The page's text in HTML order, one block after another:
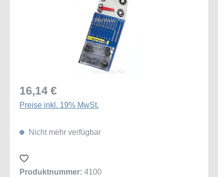
16,14 €
Preise inkl. 19% MwSt.
Nicht mehr verfügbar
Produktnummer: 4100